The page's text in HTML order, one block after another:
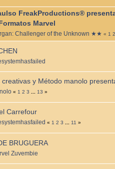
FreakProductions®
Marvel
Challenger of the Unknown ★★ « 1 2
creativas y Método manolo
« 1 2 3 ... 13 »
Carrefour
« 1 2 3 ... 11 »
BRUGUERA
Zuvembie